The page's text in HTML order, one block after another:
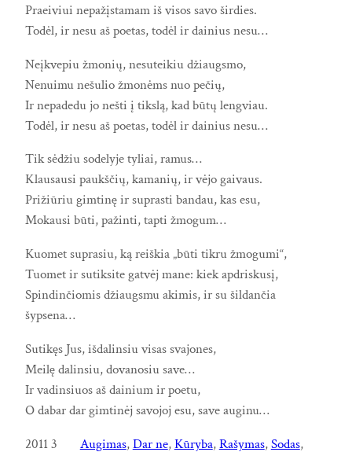
Praeiviui nepažįstamam iš visos savo širdies.
Todėl, ir nesu aš poetas, todėl ir dainius nesu…
Neįkvepiu žmonių, nesuteikiu džiaugsmo,
Nenuimu nešulio žmonėms nuo pečių,
Ir nepadedu jo nešti į tikslą, kad būtų lengviau.
Todėl, ir nesu aš poetas, todėl ir dainius nesu…
Tik sėdžiu sodelyje tyliai, ramus…
Klausausi paukščių, kamanių, ir vėjo gaivaus.
Prižiūriu gimtinę ir suprasti bandau, kas esu,
Mokausi būti, pažinti, tapti žmogum…
Kuomet suprasiu, ką reiškia „būti tikru žmogumi“,
Tuomet ir sutiksite gatvėj mane: kiek apdriskusį,
Spindinčiomis džiaugsmu akimis, ir su šildančia
šypsena…
Sutikęs Jus, išdalinsiu visas svajones,
Meilę dalinsiu, dovanosiu save…
Ir vadinsiuos aš dainium ir poetu,
O dabar dar gimtinėj savojoj esu, save auginu…
2011 3
Augimas, Dar ne, Kūryba, Rašymas, Sodas,